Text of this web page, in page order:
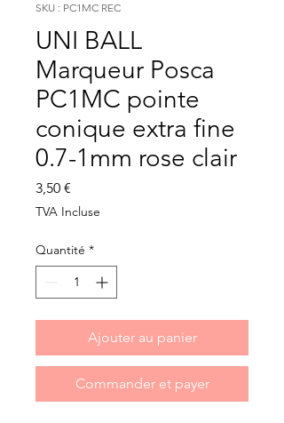
SKU : PC1MC REC
UNI BALL
Marqueur Posca
PC1MC pointe
conique extra fine
0.7-1mm rose clair
3,50 €
TVA Incluse
Quantité *
Ajouter au panier
Commander et payer